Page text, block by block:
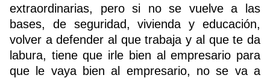
extraordinarias, pero si no se vuelve a las
bases, de seguridad, vivienda y educación,
volver a defender al que trabaja y al que te da
labura, tiene que irle bien al empresario para
que le vaya bien al empresario, no se va a